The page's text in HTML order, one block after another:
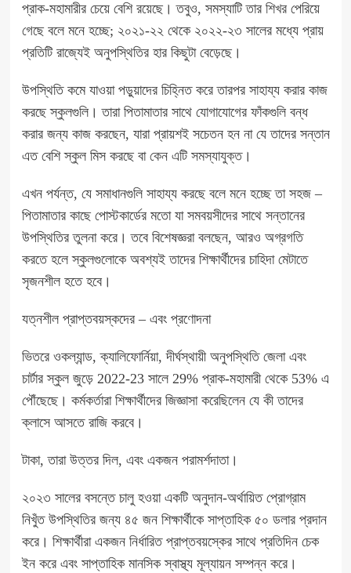
প্রাক-মহামারীর চেয়ে বেশি রয়েছে। তবুও, সমস্যাটি তার শিখরপেরিয়ে
গেছে বলে মনে হচ্ছে; ২০২১-২২ থেকে ২০২২-২৩ সালের মধ্যে প্রায়
প্রতিটি রাজ্যেই অনুপস্থিতির হার কিছুটা বেড়েছে।
উপস্থিতি কমে যাওয়া পড়ুয়াদের চিহ্নিত করে তারপর সাহায্য করার কাজ
করছে স্কুলগুলি। তারা পিতামাতার সাথে যোগাযোগের ফাঁকগুলি বন্ধ
করার জন্য কাজ করছেন, যারা প্রায়শই সচেতন হন না যে তাদের সন্তান
এত বেশি স্কুল মিস করছে বা কেন এটি সমস্যাযুক্ত।
এখন পর্যন্ত, যে সমাধানগুলি সাহায্য করছে বলে মনে হচ্ছে তা সহজ –
পিতামাতার কাছে পোস্টকার্ডের মতো যা সমবয়সীদের সাথে সন্তানের
উপস্থিতির তুলনা করে। তবে বিশেষজ্ঞরা বলছেন, আরও অগ্রগতি
করতে হলে স্কুলগুলোকে অবশ্যই তাদের শিক্ষার্থীদের চাহিদা মেটাতে
সৃজনশীল হতে হবে।
যত্নশীল প্রাপ্তবয়স্কদের – এবং প্রণোদনা
ভিতরে ওকল্যান্ড, ক্যালিফোর্নিয়া, দীর্ঘস্থায়ী অনুপস্থিতি জেলা এবং
চার্টার স্কুল জুড়ে 2022-23 সালে 29% প্রাক-মহামারী থেকে 53% এ
পৌঁছেছে। কর্মকর্তারা শিক্ষার্থীদের জিজ্ঞাসা করেছিলেন যে কী তাদের
ক্লাসে আসতে রাজি করবে।
টাকা, তারা উত্তর দিল, এবং একজন পরামর্শদাতা।
২০২৩ সালের বসন্তে চালু হওয়া একটি অনুদান-অর্থায়িত প্রোগ্রাম
নিখুঁত উপস্থিতির জন্য ৪৫ জন শিক্ষার্থীকে সাপ্তাহিক ৫০ ডলার প্রদান
করে। শিক্ষার্থীরা একজন নির্ধারিত প্রাপ্তবয়স্কের সাথে প্রতিদিন চেক
ইন করে এবং সাপ্তাহিক মানসিক স্বাস্থ্য মূল্যায়ন সম্পন্ন করে।